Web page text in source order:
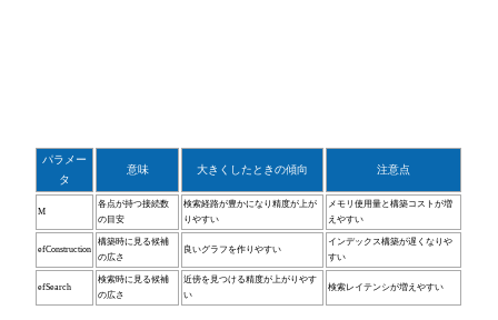
パラメー
タ
意味 大きくしたときの傾向 注意点
M
各点が持つ接続数
の目安
検索経路が豊かになり精度が上が
りやすい
メモリ使用量と構築コストが増
えやすい
efConstruction
構築時に見る候補
の広さ
良いグラフを作りやすい
インデックス構築が遅くなりや
すい
efSearch
検索時に見る候補
の広さ
近傍を見つける精度が上がりやす
い
検索レイテンシが増えやすい